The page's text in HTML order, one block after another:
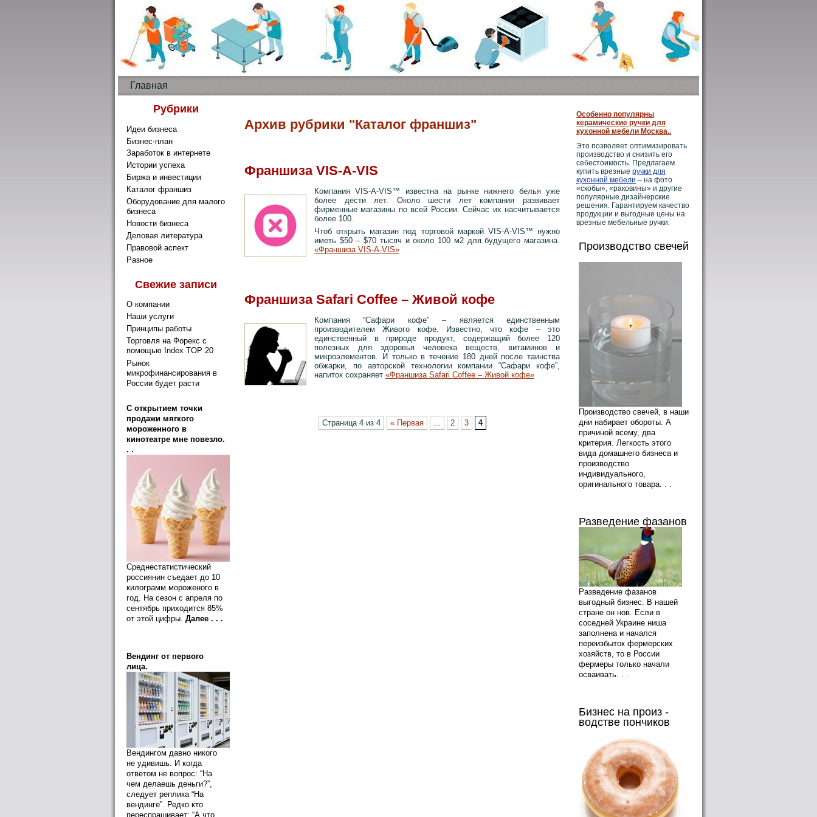
Главная
Рубрики
Идеи бизнеса
Бизнес-план
Заработок в интернете
Истории успеха
Биржа и инвестиции
Каталог франшиз
Оборудование для малого
бизнеса
Новости бизнеса
Деловая литература
Правовой аспект
Разное
Свежие записи
О компании
Наши услуги
Принципы работы
Торговля на Форекс с
помощью Index TOP 20
Рынок
микрофинансирования в
России будет расти
C открытием точки
продажи мягкого
мороженного в
кинотеатре мне повезло.
. .
Среднестатистический
россиянин съедает до 10
килограмм мороженого в
год. На сезон с апреля по
сентябрь приходится 85%
от этой цифры. Далее . . .
Вендинг от первого
лица.
Вендингом давно никого
не удивишь. И когда
ответом не вопрос: “На
чем делаешь деньги?”,
следует реплика “На
вендинге”. Редко кто
переспрашивает: “А что
Архив рубрики "Каталог франшиз"
Франшиза VIS-A-VIS
Компания VIS-A-VIS™ известна на рынке нижнего белья уже
более дести лет. Около шести лет компания развивает
фирменные магазины по всей России. Сейчас их насчитывается
более 100.
Чтоб открыть магазин под торговой маркой VIS-A-VIS™ нужно
иметь $50 – $70 тысяч и около 100 м2 для будущего магазина.
«Франшиза VIS-A-VIS»
Франшиза Safari Coffee – Живой кофе
Компания “Сафари кофе” – является единственным
производителем Живого кофе. Известно, что кофе – это
единственный в природе продукт, содержащий более 120
полезных для здоровья человека веществ, витаминов и
микроэлементов. И только в течение 180 дней после таинства
обжарки, по авторской технологии компании “Сафари кофе”,
напиток сохраняет «Франшиза Safari Coffee – Живой кофе»
Страница 4 из 4 « Первая ... 2 3 4
Особенно популярны
керамические ручки для
кухонной мебели Москва..
Это позволяет оптимизировать
производство и снизить его
себестоимость. Предлагаем
купить врезные ручки для
кухонной мебели – на фото
«скобы», «раковины» и другие
популярные дизайнерские
решения. Гарантируем качество
продукции и выгодные цены на
врезные мебельные ручки.
Производство свечей
Производство свечей, в наши
дни набирает обороты. А
причиной всему, два
критерия. Легкость этого
вида домашнего бизнеса и
производство
индивидуального,
оригинального товара. . .
Разведение фазанов
Разведение фазанов
выгодный бизнес. В нашей
стране он нов. Если в
соседней Украине ниша
заполнена и начался
переизбыток фермерских
хозяйств, то в России
фермеры только начали
осваивать. . .
Бизнес на произ -
водстве пончиков